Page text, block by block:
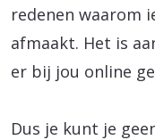
redenen waarom
afmaakt. Het is
er bij jou online
Dus je kunt je